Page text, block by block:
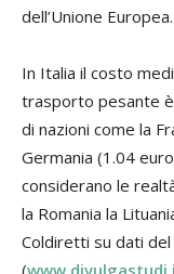
dell’Unione Europea.
In Italia il costo
trasporto pesante
di nazioni come la
Germania (1.04
considerano le
la Romania la
Coldiretti su dati
(